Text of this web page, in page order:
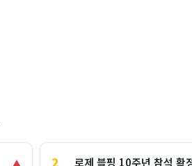
▲ 2 로제 블핑 10주년 참석 확